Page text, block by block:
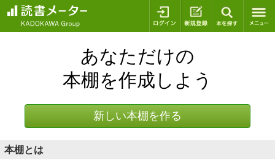
ログイン 新規登録
あなただけの
本棚を作成しよう
新しい本棚を作る
本棚とは